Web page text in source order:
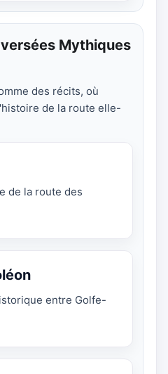
Mythiques
des récits, où
de la route elle-
de la route des
entre Golfe-